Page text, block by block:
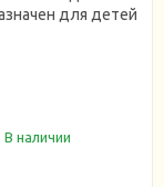
для детей
В наличии